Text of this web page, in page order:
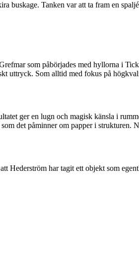
buskage. Tanken var att ta fram en
som påbörjades med hyllorna i
uttryck. Som alltid med fokus på
ger en lugn och magisk känsla i
det påminner om papper i strukturen.
har tagit ett objekt som